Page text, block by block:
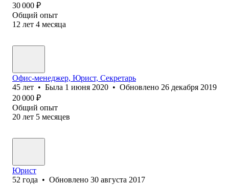
30 000 ₽
Общий опыт
12 лет 4 месяца
Офис-менеджер, Юрист, Секретарь
45 лет • Была 1 июня 2020 • Обновлено 26 декабря 2019
20 000 ₽
Общий опыт
20 лет 5 месяцев
Юр⁢ист
52 года • Обновлено 30 августа 2017